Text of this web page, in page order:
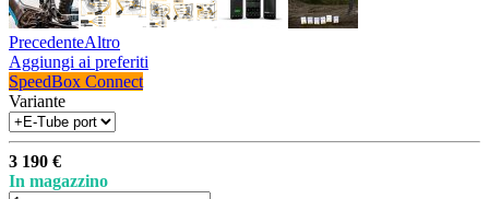
PrecedenteAltro
Aggiungi ai preferiti
SpeedBox Connect
Variante
3 190 €
In magazzino